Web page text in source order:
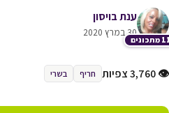
ענת בויסון
30 במרץ 2020
👁 3,760 צפיות חריף בשרי